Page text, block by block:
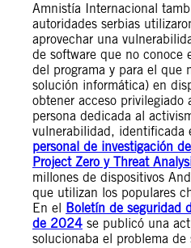
Amnistía Internacional
autoridades serbias
aprovechar una
de software que no conoce
del programa y para el que
solución informática) en
obtener acceso privilegiado
persona dedicada al
vulnerabilidad, identificada
personal de investigación
Project Zero y Threat
millones de dispositivos
que utilizan los populares
En el
Boletín de seguridad
de 2024 se publicó una
solucionaba el problema de